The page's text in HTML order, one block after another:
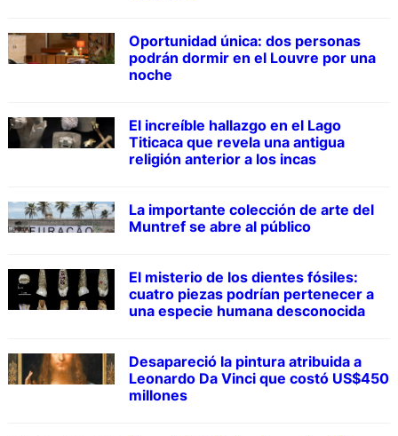
Oportunidad única: dos personas
podrán dormir en el Louvre por una
noche
El increíble hallazgo en el Lago
Titicaca que revela una antigua
religión anterior a los incas
La importante colección de arte del
Muntref se abre al público
El misterio de los dientes fósiles:
cuatro piezas podrían pertenecer a
una especie humana desconocida
Desapareció la pintura atribuida a
Leonardo Da Vinci que costó US$450
millones